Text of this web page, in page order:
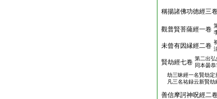
稱揚諸佛功徳經三
觀普賢菩薩經一卷
未曾有因縁經二卷
賢劫經七卷 第二出
同本曇
劫三昧經一名賢劫定
凡三名祐録云新賢劫
善信摩訶神呪經二